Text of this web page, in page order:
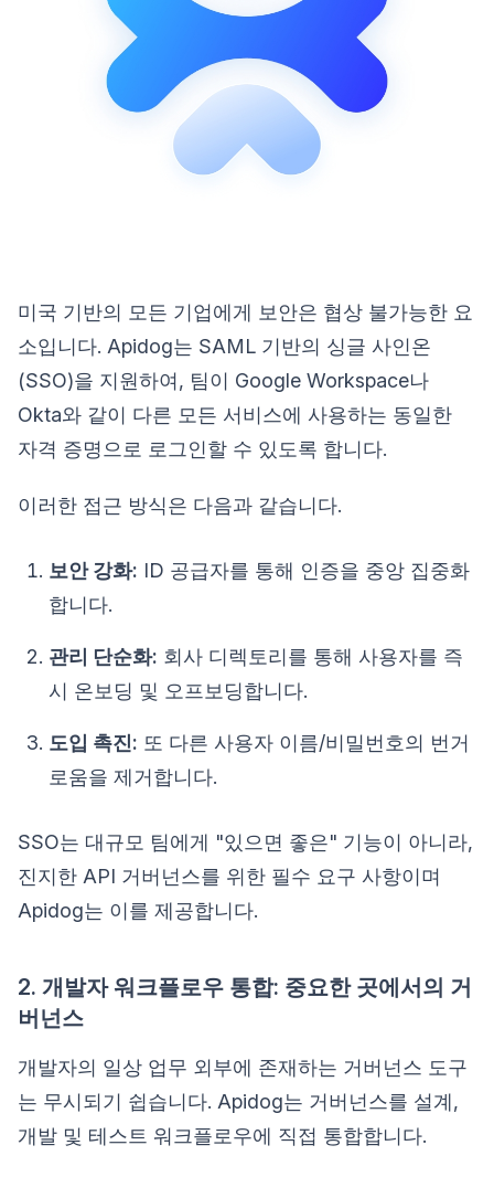
미국 기반의 모든 기업에게 보안은 협상 불가능한 요
소입니다. Apidog는 SAML 기반의 싱글 사인온
(SSO)을 지원하여, 팀이 Google Workspace나
Okta와 같이 다른 모든 서비스에 사용하는 동일한
자격 증명으로 로그인할 수 있도록 합니다.
이러한 접근 방식은 다음과 같습니다.
보안 강화: ID 공급자를 통해 인증을 중앙 집중화
합니다.
관리 단순화: 회사 디렉토리를 통해 사용자를 즉
시 온보딩 및 오프보딩합니다.
도입 촉진: 또 다른 사용자 이름/비밀번호의 번거
로움을 제거합니다.
SSO는 대규모 팀에게 "있으면 좋은" 기능이 아니라,
진지한 API 거버넌스를 위한 필수 요구 사항이며
Apidog는 이를 제공합니다.
2. 개발자 워크플로우 통합: 중요한 곳에서의 거
버넌스
개발자의 일상 업무 외부에 존재하는 거버넌스 도구
는 무시되기 쉽습니다. Apidog는 거버넌스를 설계,
개발 및 테스트 워크플로우에 직접 통합합니다.